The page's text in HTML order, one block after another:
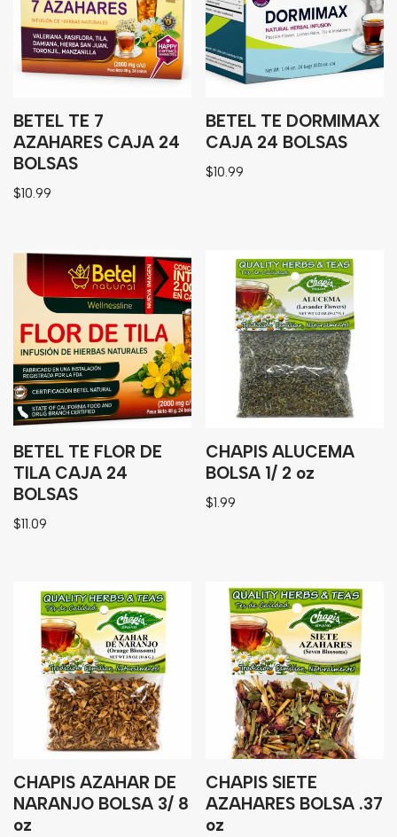
BETEL TE 7
AZAHARES CAJA 24
BOLSAS
$10.99
BETEL TE DORMIMAX
CAJA 24 BOLSAS
$10.99
BETEL TE FLOR DE
TILA CAJA 24
BOLSAS
$11.09
CHAPIS ALUCEMA
BOLSA 1/ 2 oz
$1.99
CHAPIS AZAHAR DE
NARANJO BOLSA 3/ 8
oz
CHAPIS SIETE
AZAHARES BOLSA .37
oz